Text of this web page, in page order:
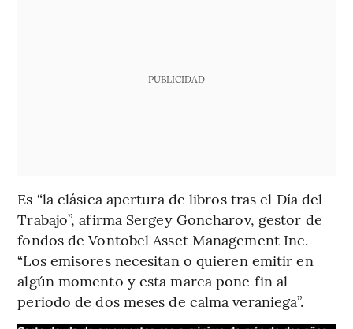
PUBLICIDAD
Es “la clásica apertura de libros tras el Día del
Trabajo”, afirma Sergey Goncharov, gestor de
fondos de Vontobel Asset Management Inc.
“Los emisores necesitan o quieren emitir en
algún momento y esta marca pone fin al
periodo de dos meses de calma veraniega”.